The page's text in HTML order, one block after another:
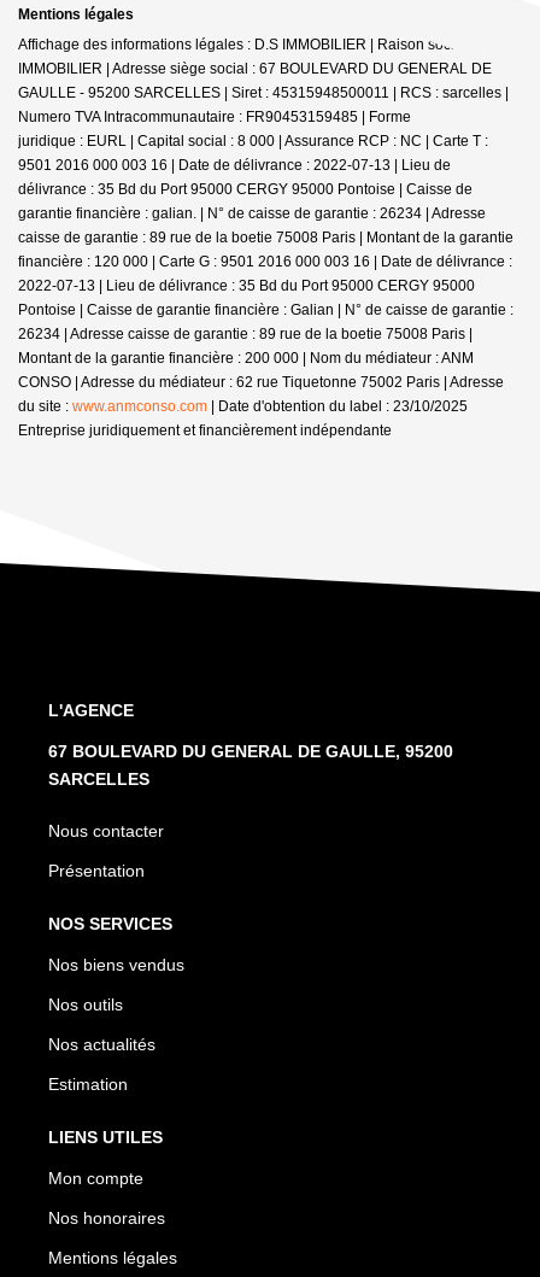
Mentions légales
Affichage des informations légales : D.S IMMOBILIER | Raison sociale : DS
IMMOBILIER | Adresse siège social : 67 BOULEVARD DU GENERAL DE
GAULLE - 95200 SARCELLES | Siret : 45315948500011 | RCS : sarcelles |
Numero TVA Intracommunautaire : FR90453159485 | Forme
juridique : EURL | Capital social : 8 000 | Assurance RCP : NC | Carte T :
9501 2016 000 003 16 | Date de délivrance : 2022-07-13 | Lieu de
délivrance : 35 Bd du Port 95000 CERGY 95000 Pontoise | Caisse de
garantie financière : galian. | N° de caisse de garantie : 26234 | Adresse
caisse de garantie : 89 rue de la boetie 75008 Paris | Montant de la garantie
financière : 120 000 | Carte G : 9501 2016 000 003 16 | Date de délivrance :
2022-07-13 | Lieu de délivrance : 35 Bd du Port 95000 CERGY 95000
Pontoise | Caisse de garantie financière : Galian | N° de caisse de garantie :
26234 | Adresse caisse de garantie : 89 rue de la boetie 75008 Paris |
Montant de la garantie financière : 200 000 | Nom du médiateur : ANM
CONSO | Adresse du médiateur : 62 rue Tiquetonne 75002 Paris | Adresse
du site : www.anmconso.com | Date d'obtention du label : 23/10/2025
Entreprise juridiquement et financièrement indépendante
L'AGENCE
67 BOULEVARD DU GENERAL DE GAULLE, 95200
SARCELLES
Nous contacter
Présentation
NOS SERVICES
Nos biens vendus
Nos outils
Nos actualités
Estimation
LIENS UTILES
Mon compte
Nos honoraires
Mentions légales